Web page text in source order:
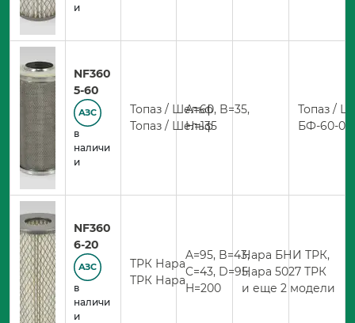
и
NF360
5-60
АЗС
в
наличи
и
Топаз / Шельф
Топаз / Шельф
A=60, B=35,
H=135
Топаз /
БФ-60-04
NF360
6-20
АЗС
в
наличи
и
ТРК Нара
ТРК Нара
A=95, B=43,
C=43, D=95,
H=200
Нара БНИ ТРК,
Нара 5027 ТРК
и еще 2 модели